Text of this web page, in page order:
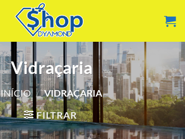
Vidraçaria
INÍCIO / VIDRAÇARIA
FILTRAR